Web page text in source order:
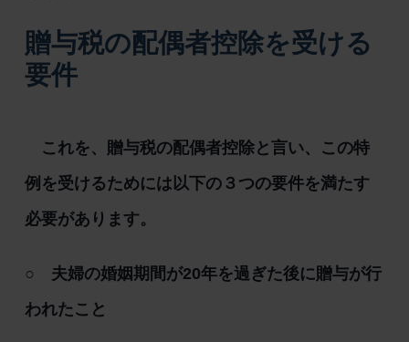
贈与税の配偶者控除を受ける
要件
これを、贈与税の配偶者控除と言い、この特
例を受けるためには以下の３つの要件を満たす
必要があります。
○ 夫婦の婚姻期間が20年を過ぎた後に贈与が行
われたこと